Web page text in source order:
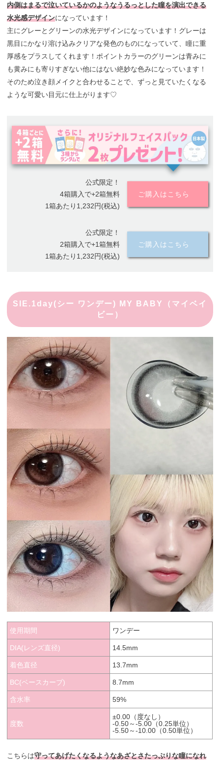
内側はまるで泣いているかのようなうるっとした瞳を演出できる
水光感デザインになっています！
主にグレーとグリーンの水光デザインになっています！グレーは
黒目にかなり溶け込みクリアな発色のものになっていて、瞳に重
厚感をプラスしてくれます！ポイントカラーのグリーンは青みに
も黄みにも寄りすぎない他にはない絶妙な色みになっています！
そのため泣き顔メイクと合わせることで、ずっと見ていたくなる
ような可愛い目元に仕上がります♡
公式限定！
4箱購入で+2箱無料
1箱あたり1,232円(税込)
ご購入はこちら
公式限定！
2箱購入で+1箱無料
1箱あたり1,232円(税込)
ご購入はこちら
SIE.1day(シー ワンデー) MY BABY（マイベイ
ビー）
使用期間 ワンデー
DIA(レンズ直径) 14.5mm
着色直径 13.7mm
BC(ベースカーブ) 8.7mm
含水率 59%
度数
±0.00（度なし）
-0.50～-5.00（0.25単位）
-5.50～-10.00（0.50単位）
こちらは守ってあげたくなるようなあざとさたっぷりな瞳になれ